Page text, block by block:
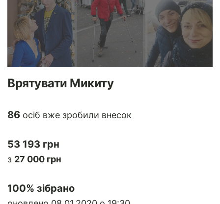
Врятувати Микиту
86 осіб вже зробили внесок
53 193 грн
з 27 000 грн
100% зібрано